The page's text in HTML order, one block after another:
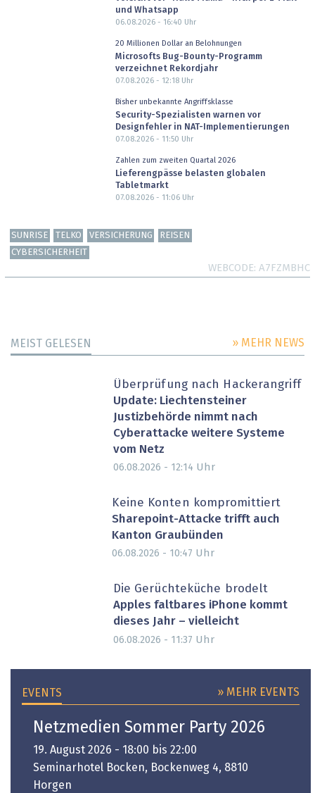
und Whatsapp
06.08.2026 - 16:40 Uhr
20 Millionen Dollar an Belohnungen
Microsofts Bug-Bounty-Programm
verzeichnet Rekordjahr
07.08.2026 - 12:18Uhr
Bisher unbekannte Angriffsklasse
Security-Spezialisten warnen vor
Designfehler in NAT-Implementierungen
07.08.2026 - 11:50 Uhr
Zahlen zum zweiten Quartal 2026
Lieferengpässe belasten globalen
Tabletmarkt
07.08.2026 - 11:06Uhr
SUNRISE TELKO VERSICHERUNG
REISEN
CYBERSICHERHEIT
WEBCODE A7FZMBHC
MEIST GELESEN » MEHR NEWS
Überprüfung nach Hackerangriff
Update: Liechtensteiner
Justizbehörde nimmt nach
Cyberattacke weitere Systeme
vom Netz
06.08.2026 - 12:14 Uhr
Keine Konten kompromittiert
Sharepoint-Attacke trifft auch
Kanton Graubünden
06.08.2026 - 10:47 Uhr
Die Gerüchteküche brodelt
Apples faltbares iPhone kommt
dieses Jahr – vielleicht
06.08.2026 - 11:37 Uhr
EVENTS » MEHR EVENTS
Netzmedien Sommer Party 2026
19. August 2026 - 18:00 bis 22:00
Seminarhotel Bocken, Bockenweg 4, 8810
Horgen